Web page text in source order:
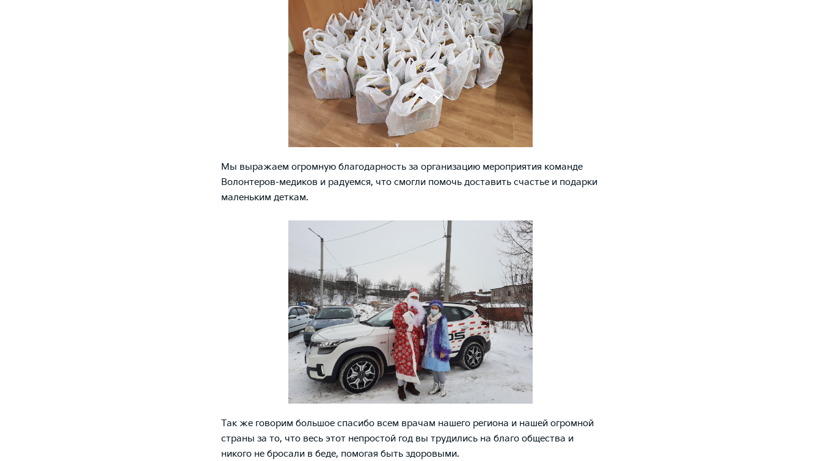
Мы выражаем огромную благодарность за организацию мероприятия команде
Волонтеров-медиков и радуемся, что смогли помочь доставить счастье и подарки
маленьким деткам.
Так же говорим большое спасибо всем врачам нашего региона и нашей огромной
страны за то, что весь этот непростой год вы трудились на благо общества и
никого не бросали в беде, помогая быть здоровыми.